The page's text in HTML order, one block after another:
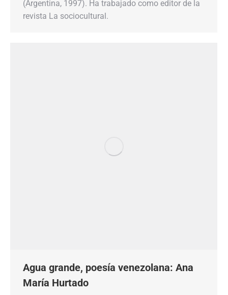
(Argentina, 1997). Ha trabajado como editor de la
revista La sociocultural.
Agua grande, poesía venezolana: Ana
María Hurtado